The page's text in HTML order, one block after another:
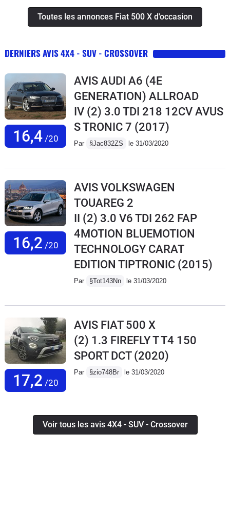
Toutes les annonces Fiat 500 X d'occasion
DERNIERS AVIS 4X4 - SUV - CROSSOVER
16,4/20
AVIS AUDI A6 (4E
GENERATION) ALLROAD
IV (2) 3.0 TDI 218 12CV AVUS
S TRONIC 7 (2017)
Par §Jac832ZS le 31/03/2020
16,2 /20
AVIS VOLKSWAGEN
TOUAREG 2
II (2) 3.0 V6 TDI 262 FAP
4MOTION BLUEMOTION
TECHNOLOGY CARAT
EDITION TIPTRONIC (2015)
Par §Tot143Nn le 31/03/2020
17,2 /20
AVIS FIAT 500 X
(2) 1.3 FIREFLY T T4 150
SPORT DCT(2020)
Par §zio748Br le 31/03/2020
Voir tous les avis 4X4 - SUV - Crossover